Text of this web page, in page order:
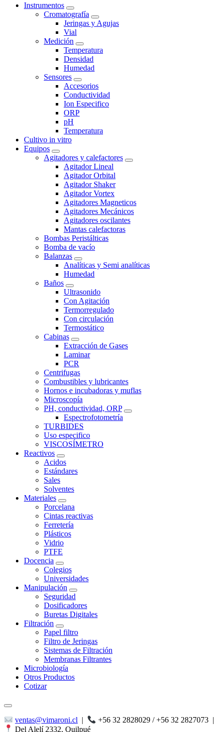
Instrumentos
Cromatografía
Jeringas y Agujas
Vial
Medición
Temperatura
Densidad
Humedad
Sensores
Accesorios
Conductividad
Ion Especifico
ORP
pH
Temperatura
Cultivo in vitro
Equipos
Agitadores y calefactores
Agitador Lineal
Agitador Orbital
Agitador Shaker
Agitador Vortex
Agitadores Magneticos
Agitadores Mecánicos
Agitadores oscilantes
Mantas calefactoras
Bombas Peristálticas
Bomba de vacío
Balanzas
Analíticas y Semi analíticas
Humedad
Baños
Ultrasonido
Con Agitación
Termorregulado
Con circulación
Termostático
Cabinas
Extracción de Gases
Laminar
PCR
Centrifugas
Combustibles y lubricantes
Hornos e incubadoras y muflas
Microscopía
PH, conductividad, ORP
Espectrofotometría
TURBIDES
Uso especifico
VISCOSÍMETRO
Reactivos
Acidos
Estándares
Sales
Solventes
Materiales
Porcelana
Cintas reactivas
Ferretería
Plásticos
Vidrio
PTFE
Docencia
Colegios
Universidades
Manipulación
Seguridad
Dosificadores
Buretas Digitales
Filtración
Papel filtro
Filtro de Jeringas
Sistemas de Filtración
Membranas Filtrantes
Microbiología
Otros Productos
Cotizar
ventas@vimaroni.cl | +56 32 2828029 / +56 32 2827073 |
Del Alelí 2332, Quilpué